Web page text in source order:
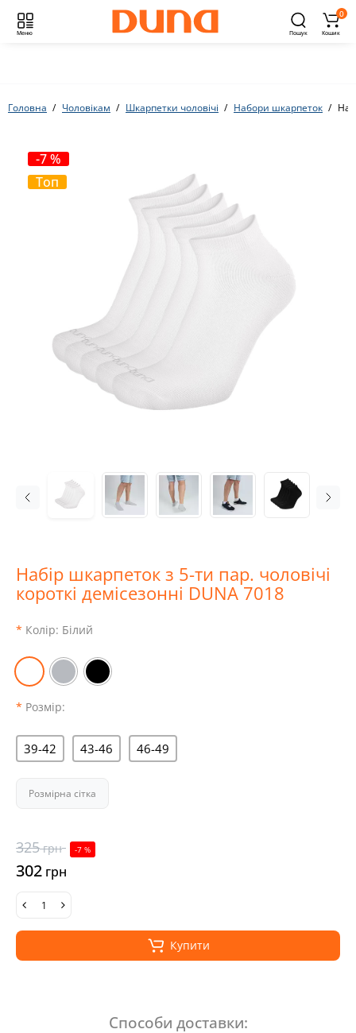
Меню Пошук
0
Кошик
Головна Чоловікам Шкарпетки чоловічі Набори шкарпеток
-7 %
Топ
Набір шкарпеток з 5-ти пар. чоловічі
короткі демісезонні DUNA 7018
Колір: Білий
Розмір:
39-42 43-46 46-49
Розмірна сітка
325грн -7 %
302 грн
Купити
Способи доставки: